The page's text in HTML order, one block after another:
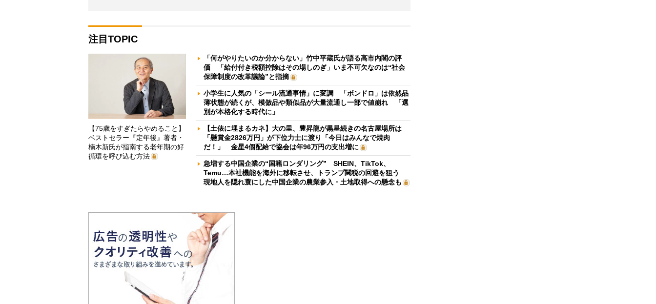
注目TOPIC
【75歳をすぎたらやめること】
ベストセラー『定年後』著者・
楠木新氏が指南する老年期の好
循環を呼び込む方法
「何がやりたいのか分からない」竹中平蔵氏が語る高市内閣の評
価 「給付付き税額控除はその場しのぎ」いま不可欠なのは“社会
保障制度の改革議論”と指摘
小学生に人気の「シール流通事情」に変調 「ボンドロ」は依然品
薄状態が続くが、模倣品や類似品が大量流通し一部で値崩れ 「選
別が本格化する時代に」
【土俵に埋まるカネ】大の里、豊昇龍が黒星続きの名古屋場所は
「懸賞金2826万円」が下位力士に渡り「今日はみんなで焼肉
だ！」 金星4個配給で協会は年96万円の支出増に
急増する中国企業の“国籍ロンダリング” SHEIN、TikTok、
Temu…本社機能を海外に移転させ、トランプ関税の回避を狙う
現地人を隠れ蓑にした中国企業の農業参入・土地取得への懸念も